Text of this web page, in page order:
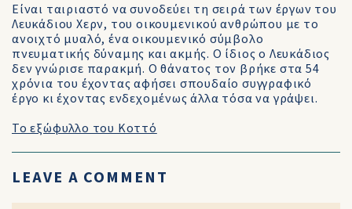
Είναι ταιριαστό να συνοδεύει τη σειρά των έργων του
Λευκάδιου Χερν, του οικουμενικού ανθρώπου με το
ανοιχτό μυαλό, ένα οικουμενικό σύμβολο
πνευματικής δύναμης και ακμής. Ο ίδιος ο Λευκάδιος
δεν γνώρισε παρακμή. Ο θάνατος τον βρήκε στα 54
χρόνια του έχοντας αφήσει σπουδαίο συγγραφικό
έργο κι έχοντας ενδεχομένως άλλα τόσα να γράψει.
Το εξώφυλλο του Κοττό
LEAVE A COMMENT